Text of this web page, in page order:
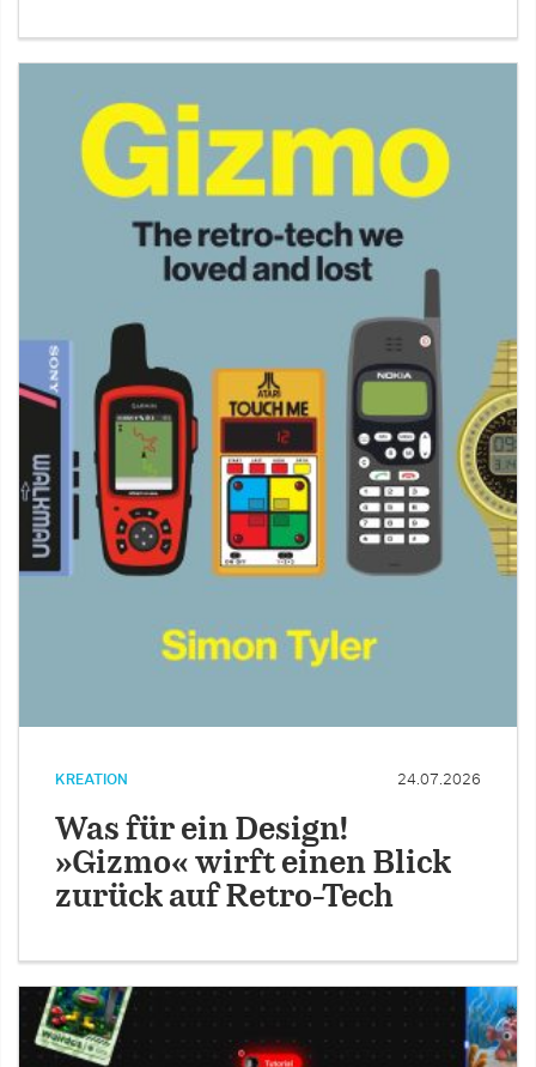
KREATION 24.07.2026
Was für ein Design!
»Gizmo« wirft einen Blick
zurück auf Retro-Tech